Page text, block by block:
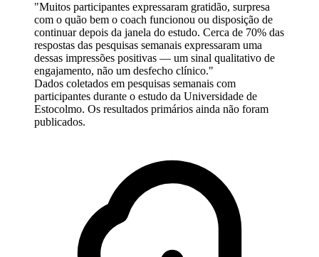
"Muitos participantes expressaram gratidão, surpresa
com o quão bem o coach funcionou ou disposição de
continuar depois da janela do estudo. Cerca de 70% das
respostas das pesquisas semanais expressaram uma
dessas impressões positivas — um sinal qualitativo de
engajamento, não um desfecho clínico."
Dados coletados em pesquisas semanais com
participantes durante o estudo da Universidade de
Estocolmo. Os resultados primários ainda não foram
publicados.